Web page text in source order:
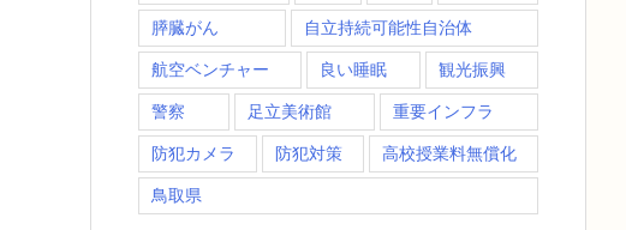
膵臓がん 自立持続可能性自治体
航空ベンチャー 良い睡眠 観光振興
警察 足立美術館 重要インフラ
防犯カメラ 防犯対策 高校授業料無償化
鳥取県